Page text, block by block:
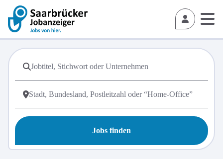
Jobs finden